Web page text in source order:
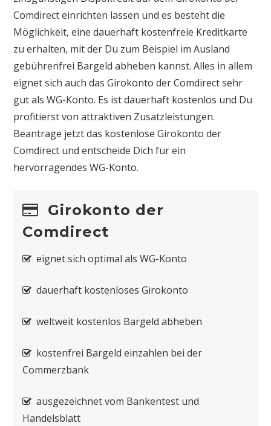
Comdirect einrichten lassen und es besteht die
Möglichkeit, eine dauerhaft kostenfreie Kreditkarte
zu erhalten, mit der Du zum Beispiel im Ausland
gebührenfrei Bargeld abheben kannst. Alles in allem
eignet sich auch das Girokonto der Comdirect sehr
gut als WG-Konto. Es ist dauerhaft kostenlos und Du
profitierst von attraktiven Zusatzleistungen.
Beantrage jetzt das kostenlose Girokonto der
Comdirect und entscheide Dich für ein
hervorragendes WG-Konto.
Girokonto der
Comdirect
eignet sich optimal als WG-Konto
dauerhaft kostenloses Girokonto
weltweit kostenlos Bargeld abheben
kostenfrei Bargeld einzahlen bei der
Commerzbank
ausgezeichnet vom Bankentest und
Handelsblatt